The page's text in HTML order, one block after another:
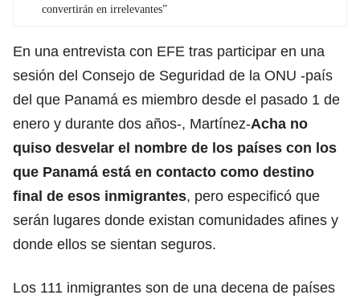
convertirán en irrelevantes”
En una entrevista con EFE tras participar en una
sesión del Consejo de Seguridad de la ONU -país
del que Panamá es miembro desde el pasado 1 de
enero y durante dos años-, Martínez-Acha no
quiso desvelar el nombre de los países con los
que Panamá está en contacto como destino
final de esos inmigrantes, pero especificó que
serán lugares donde existan comunidades afines y
donde ellos se sientan seguros.
Los 111 inmigrantes son de una decena de países